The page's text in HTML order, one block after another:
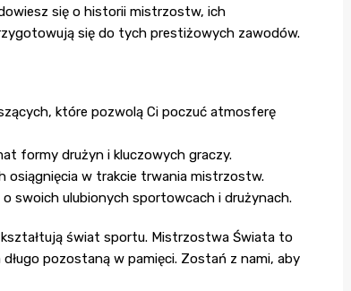
się o historii mistrzostw, ich
się do tych prestiżowych zawodów.
które pozwolą Ci poczuć atmosferę
formy drużyn i kluczowych graczy.
osiągnięcia w trakcie trwania mistrzostw.
swoich ulubionych sportowcach i drużynach.
świat sportu. Mistrzostwa Świata to
pozostaną w pamięci. Zostań z nami, aby